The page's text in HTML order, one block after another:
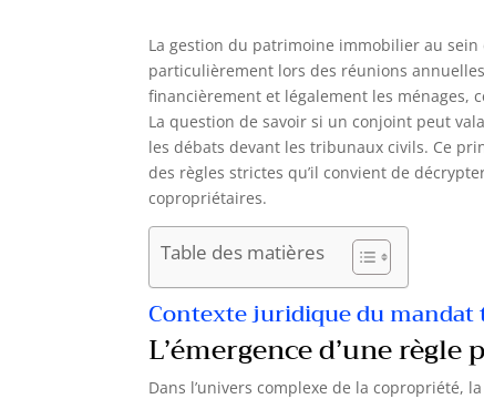
La gestion du patrimoine immobilier au
particulièrement lors des réunions
financièrement et légalement les ménages,
La question de savoir si un conjoint peut
les débats devant les tribunaux civils. Ce
des règles strictes qu’il convient de
copropriétaires.
Table des matières
Contexte juridique du mandat
L’émergence d’une
Dans l’univers complexe de la copropriété,